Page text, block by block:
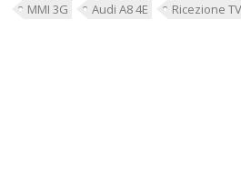
MMI 3G Audi A8 4E Ricezione TV